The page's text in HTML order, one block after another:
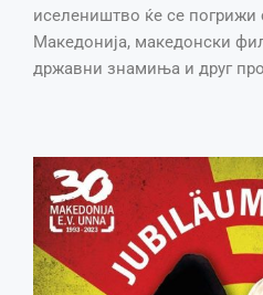
иселеништво ќе се погрижи
Македонија, македонски
државни знамиња и друг